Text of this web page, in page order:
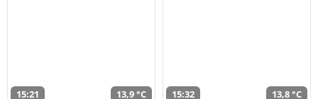
15:21 13,9 °C 15:32 13,8 °C